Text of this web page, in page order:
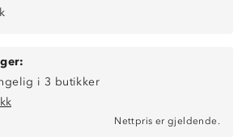
i 3 butikker
Nettpris er gjeldende.